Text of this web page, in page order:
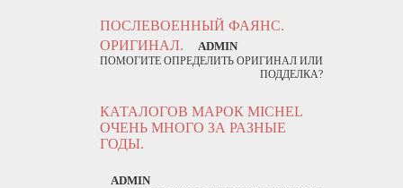
ПОСЛЕВОЕННЫЙ ФАЯНС.
ОРИГИНАЛ.
ADMIN
ПОМОГИТЕ ОПРЕДЕЛИТЬ ОРИГИНАЛ ИЛИ
ПОДДЕЛКА?
КАТАЛОГОВ МАРОК MICHEL
ОЧЕНЬ МНОГО ЗА РАЗНЫЕ
ГОДЫ.
ADMIN